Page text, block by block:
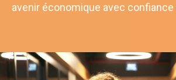
avenir économique avec confiance